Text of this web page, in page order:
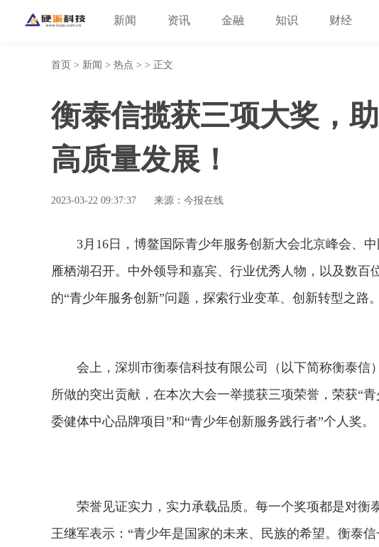
新闻 资讯 金融 知识 财经
首页 > 新闻 > 热点 > > 正文
衡泰信揽获三项大奖，
高质量发展！
2023-03-22 09:37:37 来源：今报在线
3月16日，博鳌国际青少年服务创新大会北京峰会、
雁栖湖召开。中外领导和嘉宾、行业优秀人物，以及数百
的“青少年服务创新”问题，探索行业变革、创新转型之路。
会上，深圳市衡泰信科技有限公司（以下简称衡泰信
所做的突出贡献，在本次大会一举揽获三项荣誉，荣获“
委健体中心品牌项目”和“青少年创新服务践行者”个人奖。
荣誉见证实力，实力承载品质。每一个奖项都是对衡
王继军表示：“青少年是国家的未来、民族的希望。衡泰